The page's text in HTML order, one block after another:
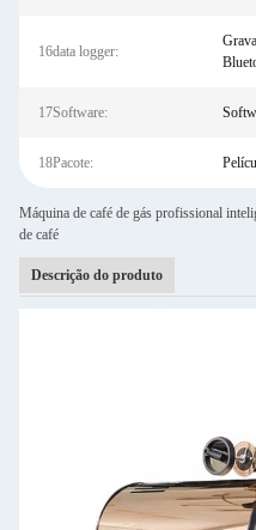
16data logger:
17Software:
18Pacote:
Máquina de café de gás profissional
de café
Descrição do produto